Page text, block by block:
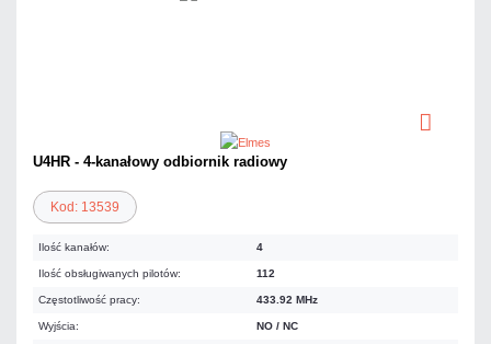
U4HR - 4-kanałowy odbiornik radiowy
Kod: 13539
Ilość kanałów: 4
Ilość obsługiwanych pilotów: 112
Częstotliwość pracy: 433.92 MHz
Wyjścia: NO / NC